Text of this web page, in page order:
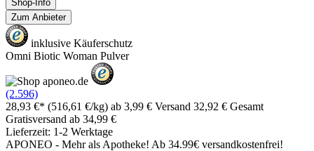
Shop-Info
Zum Anbieter
inklusive Käuferschutz
Omni Biotic Woman Pulver
(2.596)
28,93 €* (516,61 €/kg) ab 3,99 € Versand 32,92 € Gesamt
Gratisversand ab 34,99 €
Lieferzeit: 1-2 Werktage
APONEO - Mehr als Apotheke! Ab 34.99€ versandkostenfrei!